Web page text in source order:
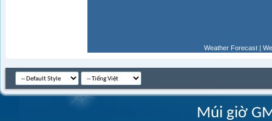
Weather Forecast |
Múi giờ